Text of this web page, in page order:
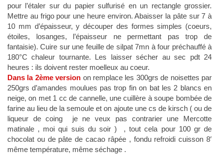
pour l’étaler sur du papier sulfurisé en un rectangle grossier.
Mettre au frigo pour une heure environ. Abaisser la pâte sur 7 à
10 mm d’épaisseur, y découper des formes simples (coeurs,
étoiles, losanges, l’épaisseur ne permettant pas trop de
fantaisie). Cuire sur une feuille de silpat 7mn à four préchauffé à
180°C chaleur tournante. Les laisser sécher au sec pdt 24
heures : ils doivent rester moelleux au coeur.
Dans la 2ème version on remplace les 300grs de noisettes par
250grs d’amandes moulues pas trop fin on bat les 2 blancs en
neige, on met 1 cc de cannelle, une cuillère à soupe bombée de
farine au lieu de la semoule et on ajoute une cs de kirsch ( ou de
liqueur de coing je ne veux pas contrarier une Mercotte
matinale , moi qui suis du soir ) , tout cela pour 100 gr de
chocolat ou de pâte de cacao râpée , fondu refroidi cuisson 8′
même température, même séchage .